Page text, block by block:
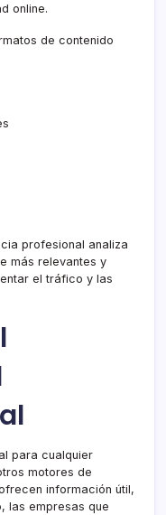
online.
de contenido
profesional analiza
más relevantes y
el tráfico y las
para cualquier
motores de
información útil,
las empresas que